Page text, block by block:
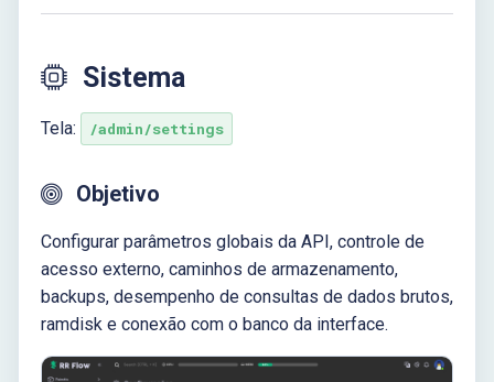
Sistema
Tela: /admin/settings
Objetivo
Configurar parâmetros globais da API, controle de
acesso externo, caminhos de armazenamento,
backups, desempenho de consultas de dados brutos,
ramdisk e conexão com o banco da interface.